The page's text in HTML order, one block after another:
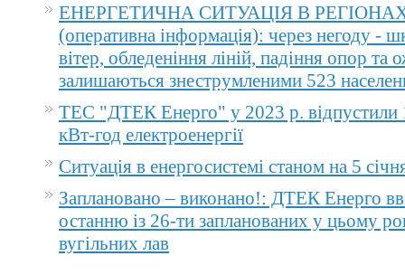
ЕНЕРГЕТИЧНА СИТУАЦІЯ В
(оперативна інформація): через негоду -
вітер, обледеніння ліній, падіння опор та
залишаються знеструмленими 523
ТЕС "ДТЕК Енерго" у 2023 р. відпустили
кВт-год електроенергії
Ситуація в енергосистемі станом на 5
Заплановано – виконано!: ДТЕК Енерго
останню із 26-ти запланованих у цьому
вугільних лав